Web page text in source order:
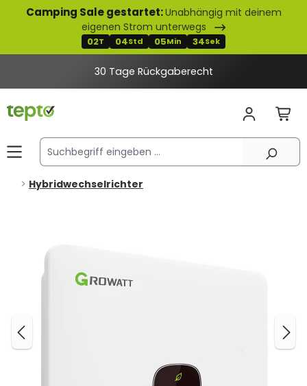
springen
Camping Sale gestartet:Unabhängig mit deinem
eigenen Strom unterwegs
02T 04Std 05Min 33Sek
30 Tage Rückgaberecht
Hybridwechselrichter